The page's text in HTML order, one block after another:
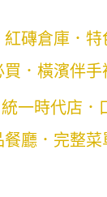
磚倉庫．特
．橫濱伴手
一時代店．
廳．完整